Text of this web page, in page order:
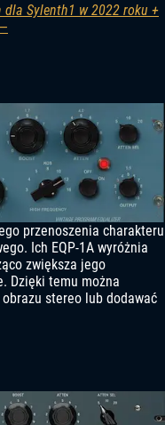
Sylenth1 w 2022 roku +
przenoszenia charakteru
Ich EQP-1A wyróżnia
zwiększa jego
Dzięki temu można
stereo lub dodawać